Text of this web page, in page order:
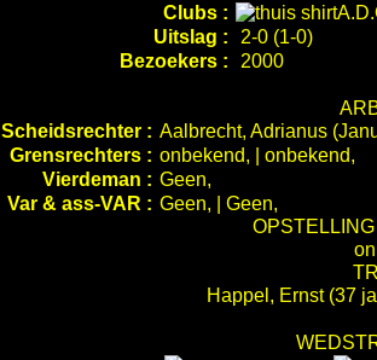
Clubs :
Uitslag :
2-0 (1-0)
Bezoekers :
2000
Scheidsrechter : Aalbrecht, Adrianus
Grensrechters : onbekend, | onbekend,
Vierdeman : Geen,
Var & ass-VAR : Geen, | Geen,
Happel, Ernst (37